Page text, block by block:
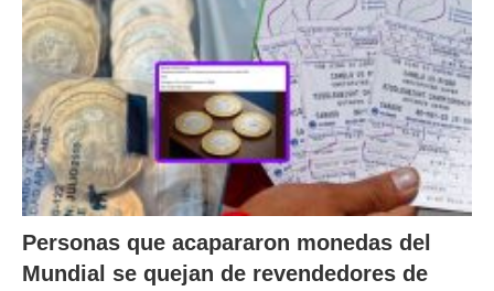
Personas que acapararon monedas del
Mundial se quejan de revendedores de